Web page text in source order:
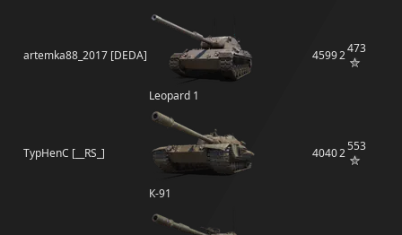
artemka88_2017 [DEDA]
Leopard 1
45992473
TypHenC [__RS_]
К-91
40402553